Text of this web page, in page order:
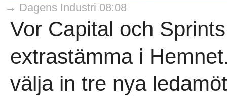
→ Dagens Industri 08:08
Vor Capital och
extrastämma i
välja in tre nya